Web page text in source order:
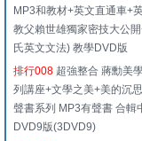
MP3和教材+英文直通車+
教父賴世雄獨家密技大公
氏英文文法) 教學DVD版
排行008 超強整合 蔣勳美
列講座+文學之美+美的沉
聲書系列 MP3有聲書 合輯
DVD9版(3DVD9)